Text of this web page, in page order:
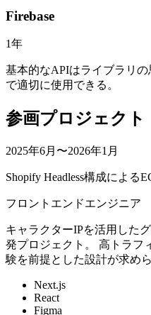
Firebase
1年
基本的なAPIはライブラリ
で適切に使用できる。
参画プロジェクト
2025年6月〜2026年1月
Shopify Headless構成による
フロントエンドエンジニア
キャラクターIPを活用した
発プロジェクト。 高トラフ
験を前提とした設計が求め
Next.js
React
Figma